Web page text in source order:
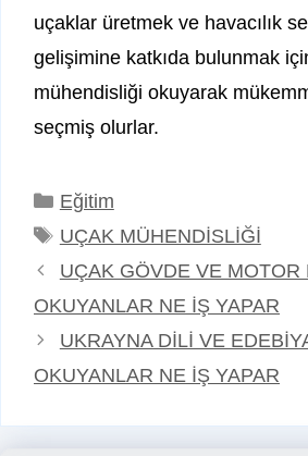
uçaklar üretmek ve havacılık
gelişimine katkıda bulunmak
mühendisliği okuyarak
seçmiş olurlar.
Kategoriler
Eğitim
Etiketler
UÇAK MÜHENDİSLİĞİ
UÇAK GÖVDE VE MOTOR
OKUYANLAR NE İŞ YAPAR
UKRAYNA DİLİ VE
OKUYANLAR NE İŞ YAPAR